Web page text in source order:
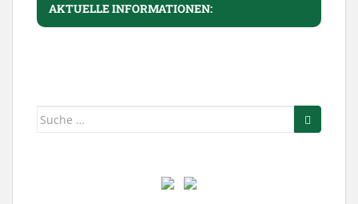
AKTUELLE INFORMATIONEN:
Suche